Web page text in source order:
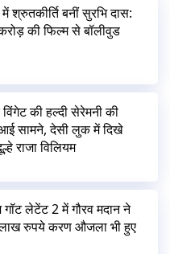
में श्रुतकीर्ति बनीं सुरभि दास:
की फिल्म से बॉलीवुड
की हल्दी सेरेमनी की
सामने, देसी लुक में दिखे
राजा विलियम
गॉट लेटेंट 2 में गौरव मदान ने
रुपये करण औजला भी हुए